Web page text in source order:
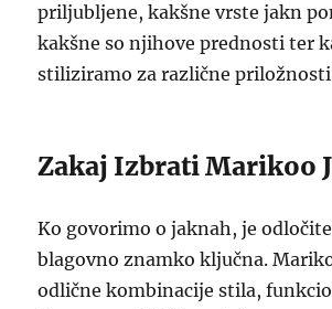
priljubljene, kakšne vrste jakn
kakšne so njihove prednosti ter
stiliziramo za različne
Zakaj Izbrati Marikoo
Ko govorimo o jaknah, je
blagovno znamko ključna.
odlične kombinacije stila,